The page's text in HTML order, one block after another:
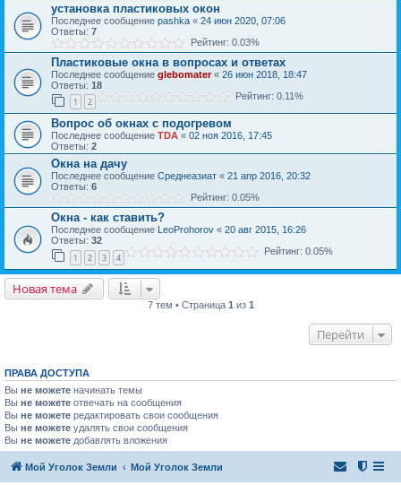
установка пластиковых окон
Последнее сообщение pashka « 24 июн 2020, 07:06
Ответы: 7
Рейтинг: 0.03%
Пластиковые окна в вопросах и ответах
Последнее сообщение glebomater« 26 июн 2018, 18:47
Ответы: 18
1 2
Рейтинг: 0.11%
Вопрос об окнах с подогревом
Последнее сообщение TDA « 02 ноя 2016, 17:45
Ответы: 2
Окна на дачу
Последнее сообщение Среднеазиат « 21 апр 2016, 20:32
Ответы: 6
Рейтинг: 0.05%
Окна - как ставить?
Последнее сообщение LeoProhorov « 20 авг 2015, 16:26
Ответы: 32
1 2 3 4
Рейтинг: 0.05%
Новая тема
7 тем • Страница 1 из 1
Перейти
ПРАВА ДОСТУПА
Вы не можете начинать темы
Вы не можете отвечать на сообщения
Вы не можете редактировать свои сообщения
Вы не можете удалять свои сообщения
Вы не можете добавлять вложения
Мой Уголок Земли Мой Уголок Земли